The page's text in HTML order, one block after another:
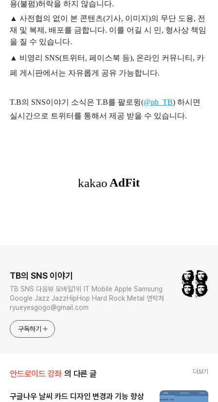
용(불펌)허락을 하지 않습니다.
▲ 사전협의 없이 본 콘텐츠(기사, 이미지)의 무단 도용, 전
재 및 복제, 배포를 금합니다. 이를 어길 시 민, 형사상 책임
을 질 수 있습니다.
▲ 비영리 SNS(트위터, 페이스북 등), 온라인 커뮤니티, 카
페 게시판에서는 자유롭게 공유 가능합니다.
T.B의 SNS이야기 소식은 T.B를 팔로윙(@ph_TB) 하시면
실시간으로 트위터를 통해서 제공 받을 수 있습니다.
TB의 SNS 이야기
TB SNS 다음뷰 모바일1위 IT Mobile Apple Samsung
Google Jazz JazzHipHop Hard Rock Metal 연락처
ryueyesgogo@gmail.com
구독하기
안드로이드 강좌 의 다른 글 더보기
구글나우 날씨 카드 디자인 변경과 기능 향상